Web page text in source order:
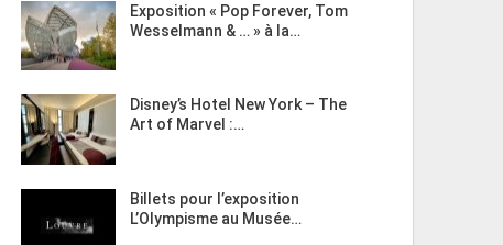
Exposition « Pop Forever, Tom
Wesselmann & … » à la…
Disney’s Hotel New York – The
Art of Marvel :…
Billets pour l’exposition
L’Olympisme au Musée…